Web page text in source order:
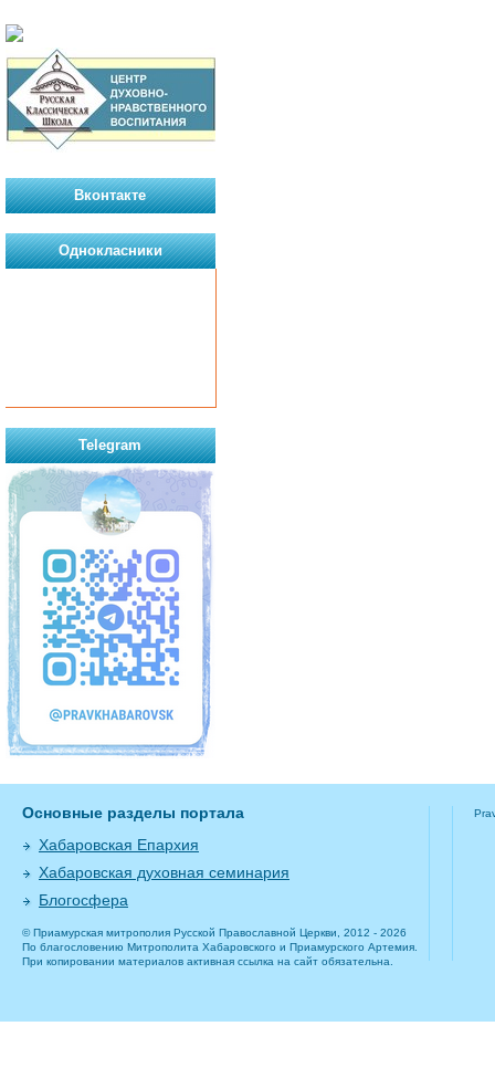
Вконтакте
Однокласники
Telegram
Основные разделы портала
Хабаровская Епархия
Хабаровская духовная семинария
Блогосфера
© Приамурская митрополия Русской Православной Церкви, 2012 - 2026
По благословению Митрополита Хабаровского и Приамурского Артемия.
При копировании материалов активная ссылка на сайт обязательна.